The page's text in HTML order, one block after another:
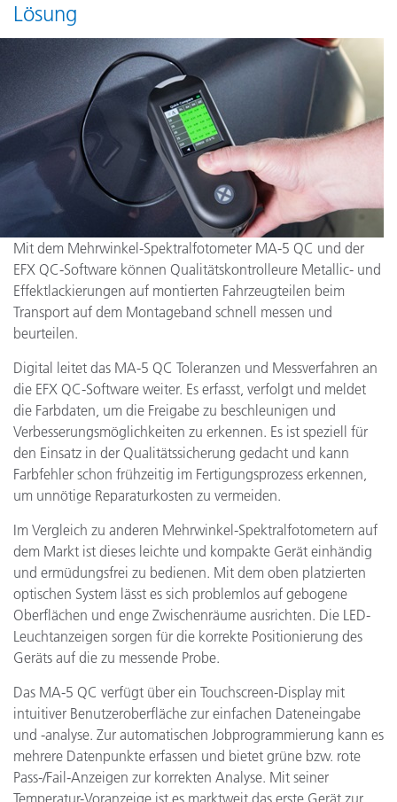
Lösung
Mit dem Mehrwinkel-Spektralfotometer MA-5 QC und der
EFX QC-Software können Qualitätskontrolleure Metallic- und
Effektlackierungen auf montierten Fahrzeugteilen beim
Transport auf dem Montageband schnell messen und
beurteilen.
Digital leitet das MA-5 QC Toleranzen und Messverfahren an
die EFX QC-Software weiter. Es erfasst, verfolgt und meldet
die Farbdaten, um die Freigabe zu beschleunigen und
Verbesserungsmöglichkeiten zu erkennen. Es ist speziell für
den Einsatz in der Qualitätssicherung gedacht und kann
Farbfehler schon frühzeitig im Fertigungsprozess erkennen,
um unnötige Reparaturkosten zu vermeiden.
Im Vergleich zu anderen Mehrwinkel-Spektralfotometern auf
dem Markt ist dieses leichte und kompakte Gerät einhändig
und ermüdungsfrei zu bedienen. Mit dem oben platzierten
optischen System lässt es sich problemlos auf gebogene
Oberflächen und enge Zwischenräume ausrichten. Die LED-
Leuchtanzeigen sorgen für die korrekte Positionierung des
Geräts auf die zu messende Probe.
Das MA-5 QC verfügt über ein Touchscreen-Display mit
intuitiver Benutzeroberfläche zur einfachen Dateneingabe
und -analyse. Zur automatischen Jobprogrammierung kann es
mehrere Datenpunkte erfassen und bietet grüne bzw. rote
Pass-/Fail-Anzeigen zur korrekten Analyse. Mit seiner
Temperatur-Voranzeige ist es marktweit das erste Gerät zur